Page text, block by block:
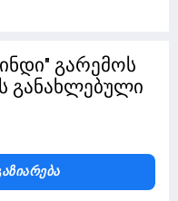
გარემოს
განახლებული